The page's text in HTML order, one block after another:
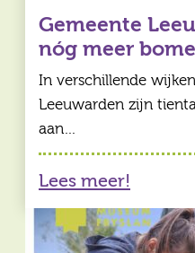
Gemeente
nóg meer
In verschillende
Leeuwarden zijn
aan…
Lees meer!